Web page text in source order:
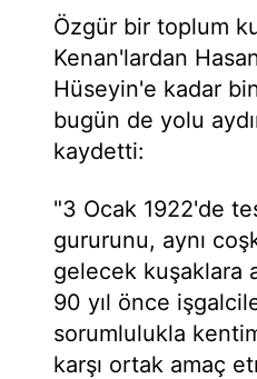
Özgür bir toplum
Kenan'lardan
Hüseyin'e kadar
bugün de yolu
kaydetti:
"3 Ocak 1922'de
gururunu, aynı
gelecek kuşaklara
90 yıl önce
sorumlulukla
karşı ortak amaç